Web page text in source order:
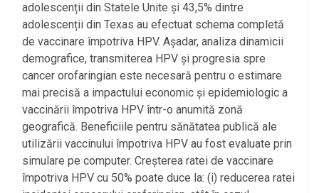
adolescenții din Statele Unite și 43,5% dintre
adolescenții din Texas au efectuat schema completă
de vaccinare împotriva HPV. Așadar, analiza dinamicii
demografice, transmiterea HPV și progresia spre
cancer orofaringian este necesară pentru o estimare
mai precisă a impactului economic și epidemiologic a
vaccinării împotriva HPV într-o anumită zonă
geografică. Beneficiile pentru sănătatea publică ale
utilizării vaccinului împotriva HPV au fost evaluate prin
simulare pe computer. Creșterea ratei de vaccinare
împotriva HPV cu 50% poate duce la: (i) reducerea ratei